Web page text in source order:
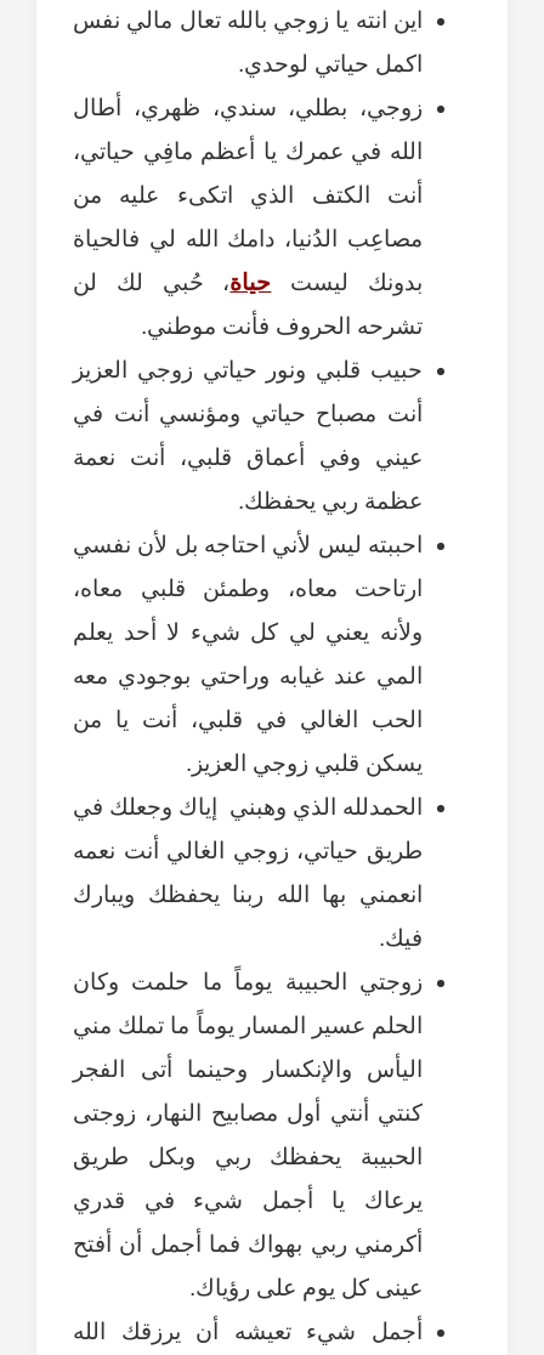
اين انته يا زوجي بالله تعال مالي نفس
اكمل حياتي لوحدي.
زوجي، بطلي، سندي، ظهري، أطال
الله في عمرك يا أعظم مافِي حياتي،
أنت الكتف الذي اتكىء عليه من
مصاعِب الدُنيا، دامك الله لي فالحياة
بدونك ليست حياة، حُبي لك لن
تشرحه الحروف فأنت موطني.
حبيب قلبي ونور حياتي زوجي العزيز
أنت مصباح حياتي ومؤنسي أنت في
عيني وفي أعماق قلبي، أنت نعمة
عظمة ربي يحفظك.
احببته ليس لأني احتاجه بل لأن نفسي
ارتاحت معاه، وطمئن قلبي معاه،
ولأنه يعني لي كل شيء لا أحد يعلم
المي عند غيابه وراحتي بوجودي معه
الحب الغالي في قلبي، أنت يا من
يسكن قلبي زوجي العزيز.
الحمدلله الذي وهبني إياك وجعلك في
طريق حياتي، زوجي الغالي أنت نعمه
انعمني بها الله ربنا يحفظك ويبارك
فيك.
زوجتي الحبيبة يوماً ما حلمت وكان
الحلم عسير المسار يوماً ما تملك مني
اليأس والإنكسار وحينما أتى الفجر
كنتي أنتي أول مصابيح النهار، زوجتى
الحبيبة يحفظك ربي وبكل طريق
يرعاك يا أجمل شيء في قدري
أكرمني ربي بهواك فما أجمل أن أفتح
عينى كل يوم على رؤياك.
أجمل شيء تعيشه أن يرزقك الله